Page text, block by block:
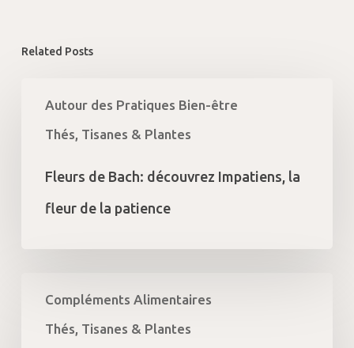
Related Posts
Autour des Pratiques Bien-être
Thés, Tisanes & Plantes
Bach:
découvrez
fleur
Fleurs de Bach: découvrez Impatiens, la
fleur de la patience
Compléments Alimentaires
Thés, Tisanes & Plantes
améliorer
circulation